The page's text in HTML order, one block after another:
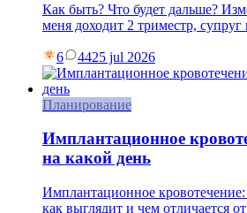
Как быть? Что будет дальше?
меня доходит 2 триместр,
6 4425 jul 2026
Планирование
Имплантационное
на какой день
Имплантационное кровотечение:
как выглядит и чем отличается